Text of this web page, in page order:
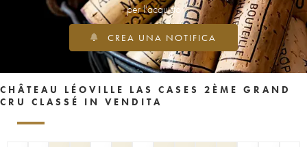
per l'acquisto
CREA UNA NOTIFICA
CHÂTEAU LÉOVILLE LAS CASES 2ÈME GRAND
CRU CLASSÉ IN VENDITA